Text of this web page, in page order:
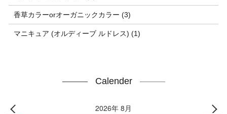
香草カラーorオーガニックカラー (3)
マニキュア (オルディーブ ルドレス) (1)
Calender
2026年 8月